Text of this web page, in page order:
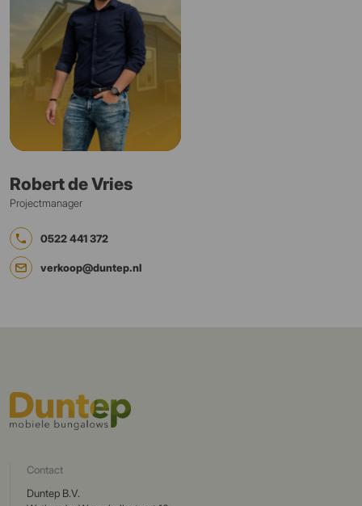
Robert de Vries
Projectmanager
0522 441 372
verkoop@duntep.nl
Contact
Duntep B.V.